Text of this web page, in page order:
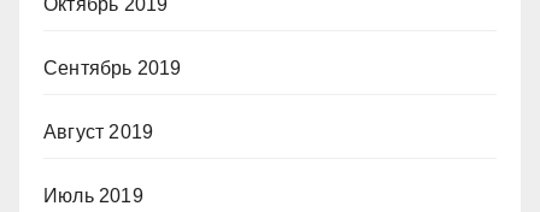
Октябрь 2019
Сентябрь 2019
Август 2019
Июль 2019